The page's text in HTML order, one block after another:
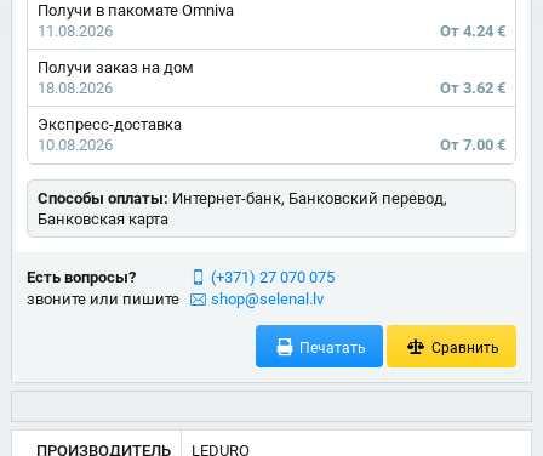
Получи в пакомате Omniva
11.08.2026
От 4.24 €
Получи заказ на дом
18.08.2026
От 3.62 €
Экспресс-доставка
10.08.2026
От 7.00 €
Способы оплаты: Интернет-банк, Банковский перевод,
Банковская карта
Есть вопросы?
звоните или пишите
(+371) 27 070 075
shop@selenal.lv
Печатать Сравнить
ПРОИЗВОДИТЕЛЬ LEDURO